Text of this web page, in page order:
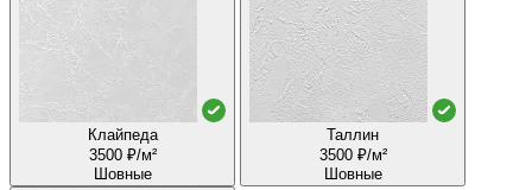
Клайпеда
3500 ₽/м²
Шовные
Таллин
3500 ₽/м²
Шовные